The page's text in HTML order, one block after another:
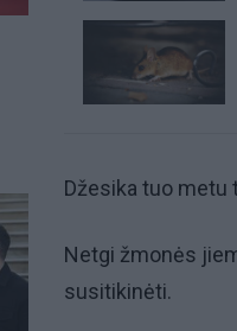
Džesika tuo metu
Netgi žmonės
susitikinėti.